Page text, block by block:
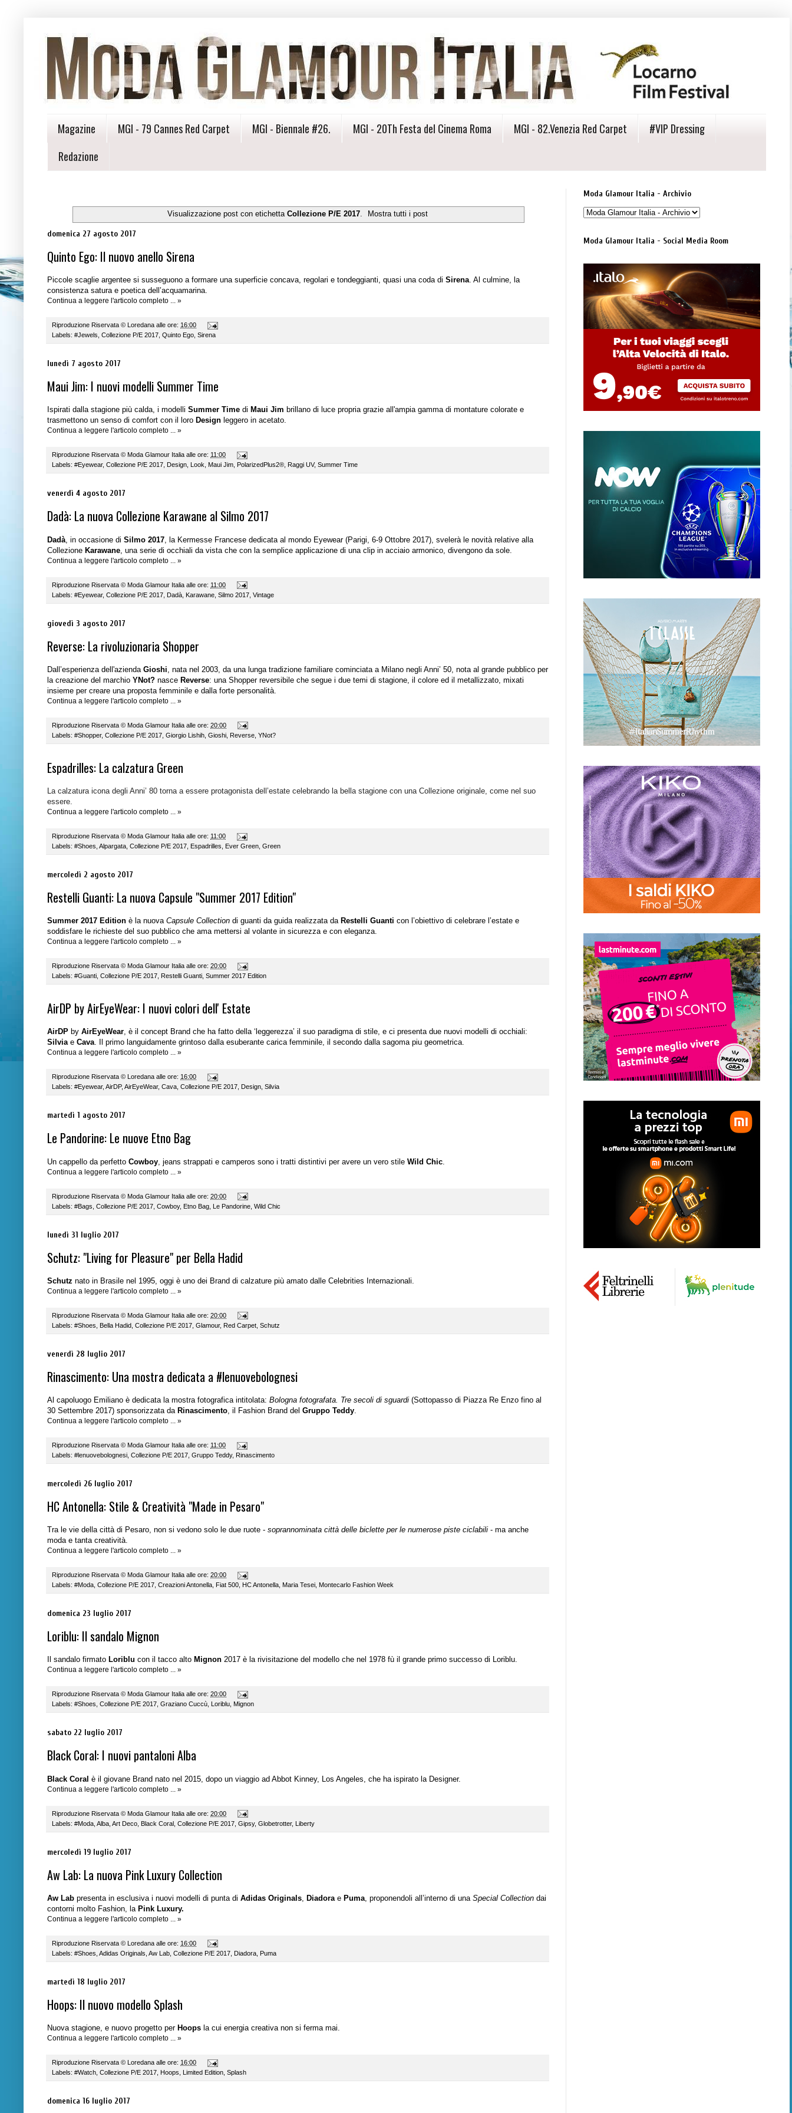
Magazine MGI - 79 Cannes Red Carpet MGI - Biennale #26. MGI - 20Th Festa del Cinema Roma MGI - 82.Venezia Red Carpet
#VIP Dressing
Redazione
Visualizzazione post con etichetta Collezione P/E 2017. Mostra tutti i post
domenica 27 agosto 2017
Quinto Ego: Il nuovo anello Sirena
Piccole scaglie argentee si susseguono a formare una superficie concava, regolari e tondeggianti, quasi una coda di Sirena. Al culmine, la
consistenza satura e poetica dell’acquamarina.
Continua a leggere l'articolo completo ... »
Riproduzione Riservata © Loredana alle ore: 16:00
Labels: #Jewels Collezione P/E 2017 Quinto Ego Sirena
lunedì 7 agosto 2017
Maui Jim: I nuovi modelli Summer Time
Ispirati dalla stagione più calda, i modelli Summer Time di Maui Jim brillano di luce propria grazie all'ampia gamma di montature colorate e
trasmettono un senso di comfort con il loro Design leggero in acetato.
Continua a leggere l'articolo completo ... »
Riproduzione Riservata © Moda Glamour Italia alle ore: 11:00
Labels: #Eyewear, Collezione P/E 2017, Design, Look, Maui Jim, PolarizedPlus2®, Raggi UV, Summer Time
venerdì 4 agosto 2017
Dadà: La nuova Collezione Karawane al Silmo 2017
Dadà , in occasione di Silmo 2017 , la Kermesse Francese dedicata al mondo Eyewear (Parigi, 6-9 Ottobre 2017), svelerà le novità relative alla
Collezione Karawane , una serie di occhiali da vista che con la semplice applicazione di una clip in acciaio armonico, divengono da sole.
Continua a leggere l'articolo completo ... »
Riproduzione Riservata © Moda Glamour Italia alle ore: 11:00
Labels: #Eyewear, Collezione P/E 2017 Dadà Karawane Silmo 2017 Vintage
giovedì 3 agosto 2017
Reverse: La rivoluzionaria Shopper
Dall’esperienza dell'azienda Gioshi , nata nel 2003, da una lunga tradizione familiare cominciata a Milano negli Anni’ 50, nota al grande pubblico per
la creazione del marchio YNot? nasce Reverse: una Shopper reversibile che segue i due temi di stagione, il colore ed il metallizzato, mixati
insieme per creare una proposta femminile e dalla forte personalità.
Continua a leggere l'articolo completo ... »
Riproduzione Riservata © Moda Glamour Italia alle ore: 20:00
Labels: #Shopper, Collezione P/E 2017 Giorgio Lishih Gioshi Reverse YNot?
Espadrilles: La calzatura Green
La calzatura icona degli Anni’ 80 torna a essere protagonista dell’estate celebrando la bella stagione con una Collezione originale, come nel suo
essere.
Continua a leggere l'articolo completo ... »
Riproduzione Riservata © Moda Glamour Italia alle ore: 11:00
Labels: #Shoes Alpargata Collezione P/E 2017 Espadrilles Ever Green Green
mercoledì 2 agosto 2017
Restelli Guanti: La nuova Capsule "Summer 2017 Edition"
Summer 2017 Edition è la nuova Capsule Collection di guanti da guida realizzata da Restelli Guanti con l’obiettivo di celebrare l’estate e
soddisfare le richieste del suo pubblico che ama mettersi al volante in sicurezza e con eleganza.
Continua a leggere l'articolo completo ... »
Riproduzione Riservata © Moda Glamour Italia alle ore: 20:00
Labels: #Guanti Collezione P/E 2017 Restelli Guanti Summer 2017 Edition
AirDP by AirEyeWear: I nuovi colori dell' Estate
AirDP by AirEyeWear, è il concept Brand che ha fatto della ‘leggerezza’ il suo paradigma di stile, e ci presenta due nuovi modelli di occhiali:
Silviae Cava. Il primo languidamente grintoso dalla esuberante carica femminile, il secondo dalla sagoma piu geometrica.
Continua a leggere l'articolo completo ... »
Riproduzione Riservata © Loredana alle ore: 16:00
Labels: #Eyewear, AirDP, AirEyeWear, Cava, Collezione P/E 2017, Design, Silvia
martedì 1 agosto 2017
Le Pandorine: Le nuove Etno Bag
Un cappello da perfetto Cowboy , jeans strappati e camperos sono i tratti distintivi per avere un vero stile Wild Chic
Continua a leggere l'articolo completo ... »
Riproduzione Riservata © Moda Glamour Italia alle ore: 20:00
Labels: #Bags Collezione P/E 2017 Cowboy, Etno Bag Le Pandorine Wild Chic
lunedì 31 luglio 2017
Schutz: "Living for Pleasure" per Bella Hadid
Schutz nato in Brasile nel 1995, oggi è uno dei Brand di calzature più amato dalle Celebrities Internazionali.
Continua a leggere l'articolo completo ... »
Riproduzione Riservata © Moda Glamour Italia alle ore: 20:00
Labels: #Shoes Bella Hadid Collezione P/E 2017 Glamour, Red Carpet Schutz
venerdì 28 luglio 2017
Rinascimento: Una mostra dedicata a #lenuovebolognesi
Al capoluogo Emiliano è dedicata la mostra fotografica intitolata: Bologna fotografata. Tre secoli di sguardi (Sottopasso di Piazza Re Enzo fino al
30 Settembre 2017) sponsorizzata da Rinascimento , il Fashion Brand del Gruppo Teddy
Continua a leggere l'articolo completo ... »
Riproduzione Riservata © Moda Glamour Italia alle ore: 11:00
Labels: #lenuovebolognesi Collezione P/E 2017 Gruppo Teddy, Rinascimento
mercoledì 26 luglio 2017
HC Antonella: Stile & Creatività "Made in Pesaro"
Tra le vie della città di Pesaro, non si vedono solo le due ruote - soprannominata città delle biclette per le numerose piste ciclabili - ma anche
moda e tanta creatività.
Continua a leggere l'articolo completo ... »
Riproduzione Riservata © Moda Glamour Italia alle ore: 20:00
Labels: #Moda Collezione P/E 2017 Creazioni Antonella Fiat 500 HC Antonella Maria Tesei Montecarlo Fashion Week
domenica 23 luglio 2017
Loriblu: Il sandalo Mignon
Il sandalo firmato Loriblu con il tacco alto Mignon 2017 è la rivisitazione del modello che nel 1978 fù il grande primo successo di Loriblu.
Continua a leggere l'articolo completo ... »
Riproduzione Riservata © Moda Glamour Italia alle ore: 20:00
Labels: #Shoes Collezione P/E 2017 Graziano Cuccù Loriblu Mignon
sabato 22 luglio 2017
Black Coral: I nuovi pantaloni Alba
Black Coral è il giovane Brand nato nel 2015, dopo un viaggio ad Abbot Kinney, Los Angeles, che ha ispirato la Designer.
Continua a leggere l'articolo completo ... »
Riproduzione Riservata © Moda Glamour Italia alle ore: 20:00
Labels: #Moda Alba Art Deco Black Coral Collezione P/E 2017 Gipsy, Globetrotter, Liberty
mercoledì 19 luglio 2017
Aw Lab: La nuova Pink Luxury Collection
Aw Lab presenta in esclusiva i nuovi modelli di punta di Adidas Originals Diadora e Puma , proponendoli all’interno di una Special Collection dai
contorni molto Fashion, la Pink Luxury.
Continua a leggere l'articolo completo ... »
Riproduzione Riservata © Loredana alle ore: 16:00
Labels: #Shoes Adidas Originals Aw Lab Collezione P/E 2017 Diadora Puma
martedì 18 luglio 2017
Hoops: Il nuovo modello Splash
Nuova stagione, e nuovo progetto per Hoops la cui energia creativa non si ferma mai.
Continua a leggere l'articolo completo ... »
Riproduzione Riservata © Loredana alle ore: 16:00
Labels: #Watch Collezione P/E 2017 Hoops Limited Edition Splash
domenica 16 luglio 2017
Moda Glamour Italia - Archivio
Moda Glamour Italia - Social Media Room